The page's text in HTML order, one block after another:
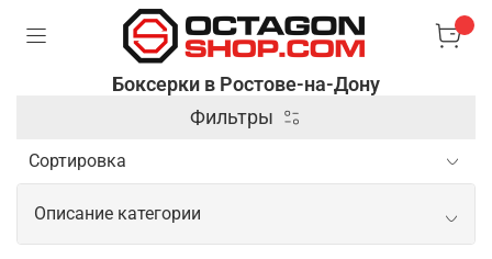
Боксерки в Ростове-на-Дону
Фильтры
Описание категории